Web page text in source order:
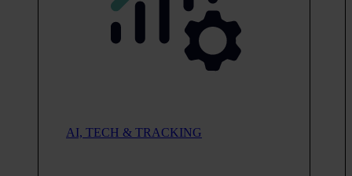
AI, TECH & TRACKING